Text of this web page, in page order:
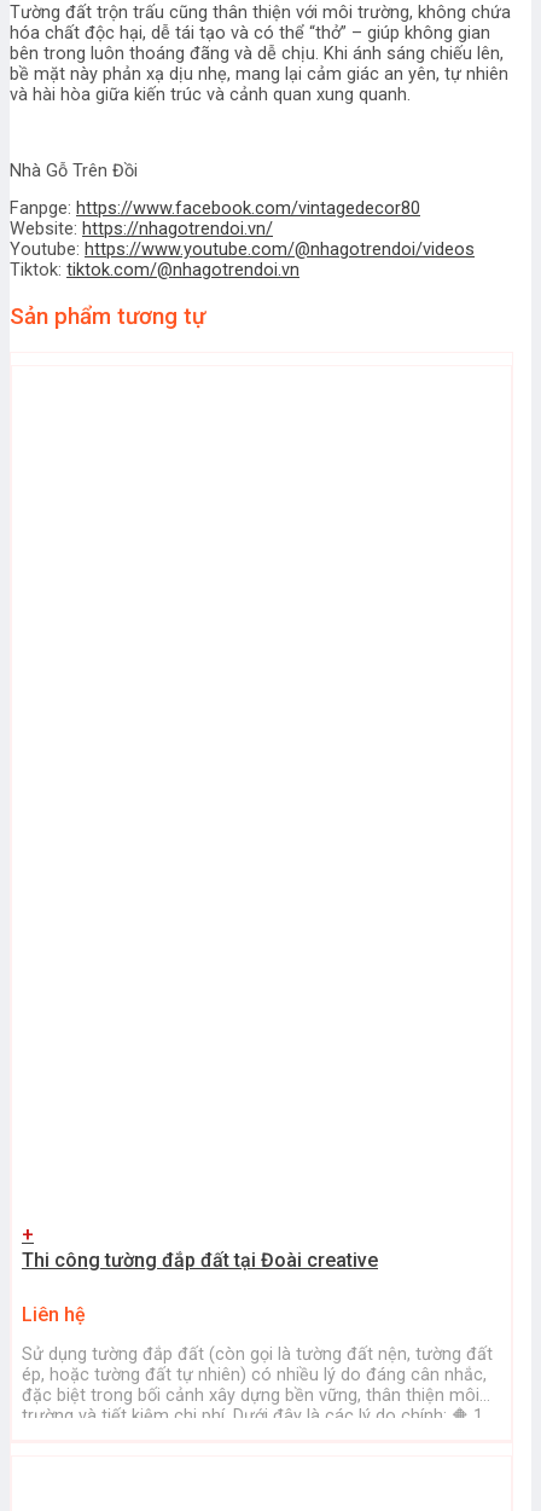
Tường đất trộn trấu cũng thân thiện với môi trường, không chứa
hóa chất độc hại, dễ tái tạo và có thể “thở” – giúp không gian
bên trong luôn thoáng đãng và dễ chịu. Khi ánh sáng chiếu lên,
bề mặt này phản xạ dịu nhẹ, mang lại cảm giác an yên, tự nhiên
và hài hòa giữa kiến trúc và cảnh quan xung quanh.
Nhà Gỗ Trên Đồi
Fanpge: https://www.facebook.com/vintagedecor80
Website: https://nhagotrendoi.vn/
Youtube: https://www.youtube.com/@nhagotrendoi/videos
Tiktok: tiktok.com/@nhagotrendoi.vn
Sản phẩm tương tự
+
Thi công tường đắp đất tại Đoài creative
Liên hệ
Sử dụng tường đắp đất (còn gọi là tường đất nện, tường đất
ép, hoặc tường đất tự nhiên) có nhiều lý do đáng cân nhắc,
đặc biệt trong bối cảnh xây dựng bền vững, thân thiện môi
trường và tiết kiệm chi phí. Dưới đây là các lý do chính: 🔶 1.